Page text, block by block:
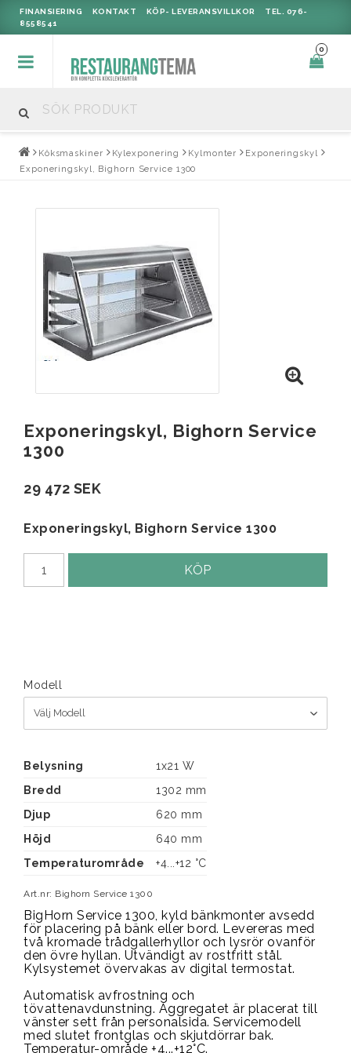
FINANSIERING KONTAKT KÖP- LEVERANSVILLKOR
TEL. 076-
8558541
0
Köksmaskiner Kylexponering Kylmonter
Exponeringskyl
Exponeringskyl, Bighorn Service 1300
Exponeringskyl, Bighorn Service
1300
29 472 SEK
Exponeringskyl, Bighorn Service 1300
KÖP
Modell
Belysning
1x21 W
Bredd
1302 mm
Djup
620 mm
Höjd
640 mm
Temperaturområde
+4...+12 °C
Art.nr: Bighorn Service 1300
BigHorn Service 1300, kyld bänkmonter avsedd
för placering på bänk eller bord. Levereras med
två kromade trådgallerhyllor och lysrör ovanför
den övre hyllan. Utvändigt av rostfritt stål.
Kylsystemet övervakas av digital termostat.
Automatisk avfrostning och
tövattenavdunstning. Aggregatet är placerat till
vänster sett från personalsida. Servicemodell
med slutet frontglas och skjutdörrar bak.
Temperatur-område +4...+12°C.